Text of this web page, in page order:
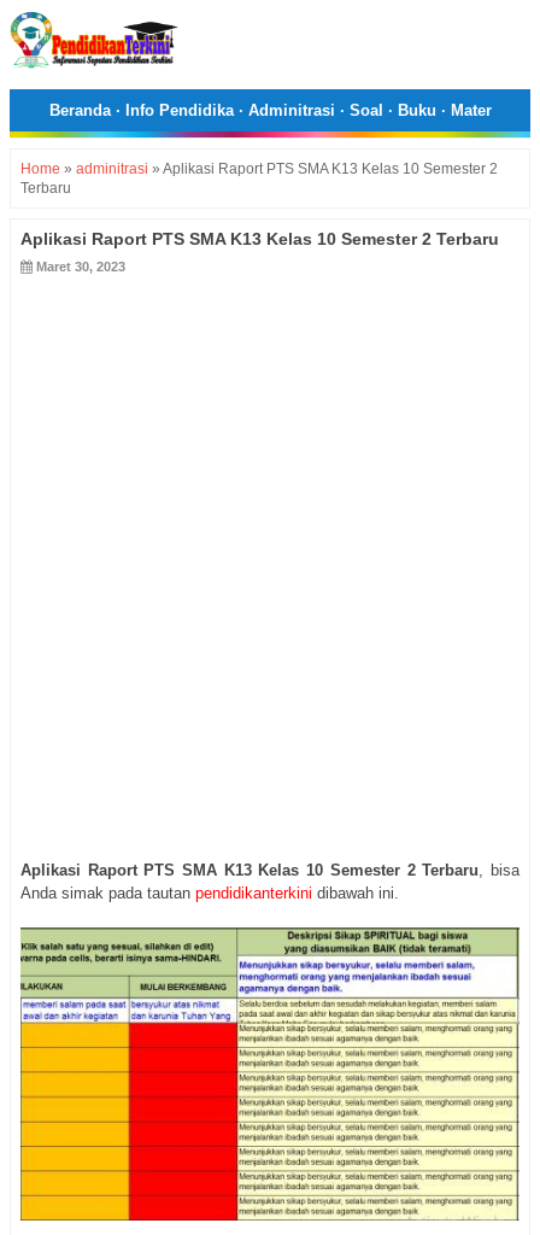
Beranda· Info Pendidika· Adminitrasi · Soal · Buku · Mater
Home » adminitrasi » Aplikasi Raport PTS SMA K13 Kelas 10 Semester 2
Terbaru
Aplikasi Raport PTS SMA K13 Kelas 10 Semester 2 Terbaru
Maret 30, 2023
Aplikasi Raport PTS SMA K13 Kelas 10 Semester 2 Terbaru , bisa
Anda simak pada tautan pendidikanterkini dibawah ini.